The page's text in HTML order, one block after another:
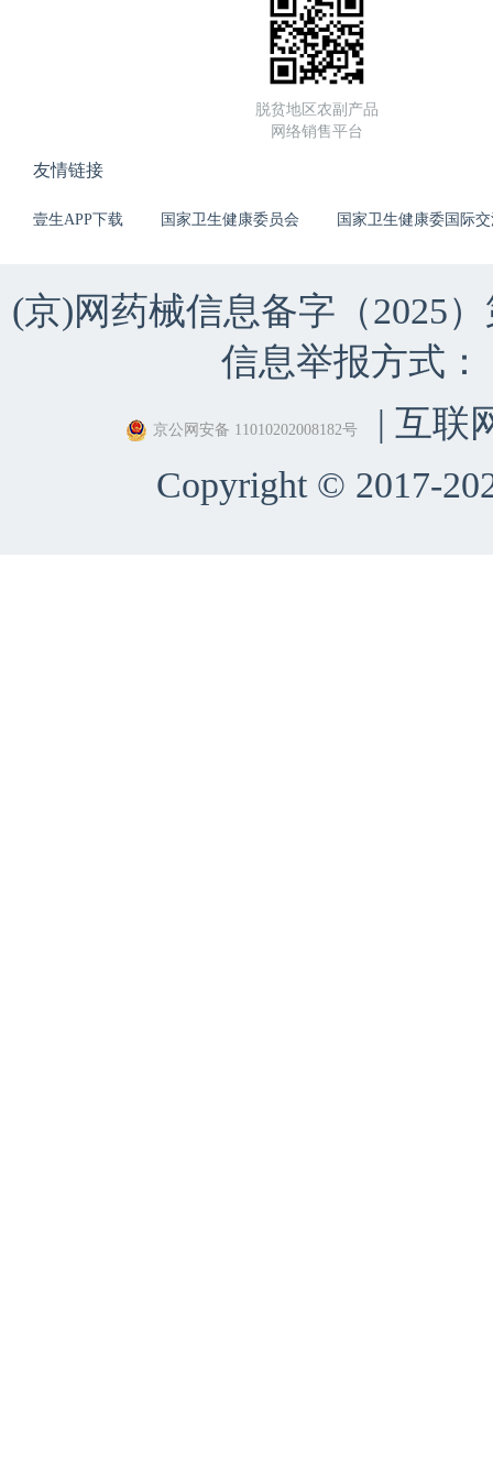
脱贫地区农副产品
网络销售平台
友情链接
壹生APP下载 国家卫生健康委员会 国家卫生健康委国际
(京)网药械信息备字（2025
信息举报方式：
京公网安备 11010202008182号
| 互联
Copyright © 2017-